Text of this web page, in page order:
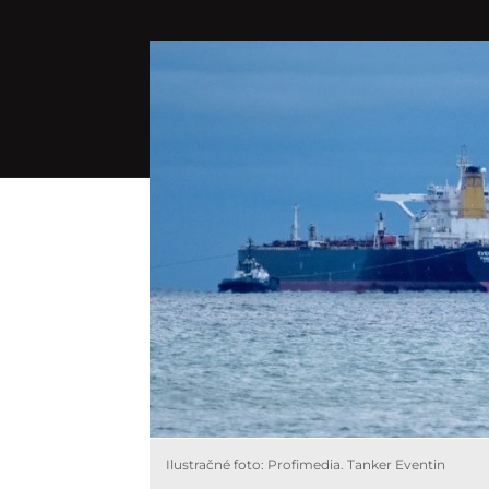
Ilustračné foto: Profimedia. Tanker Eventin